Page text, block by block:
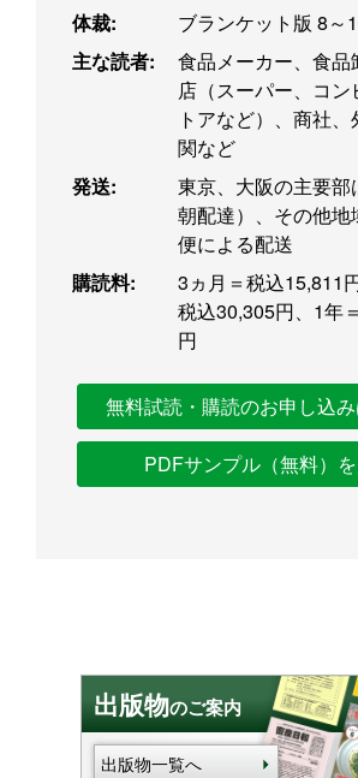
体裁:
ブランケット版 8～
主な読者:
食品メーカー、食品
店（スーパー、コン
トアなど）、商社
関など
発送:
東京、大阪の主要部
朝配達）、その他地
便による配送
購読料:
3ヵ月＝税込15,811
税込30,305円、1年
円
無料試読・購読のお申し込
PDFサンプル（無料）
出版物のご案内
出版物一覧へ